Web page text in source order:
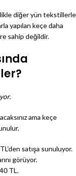
diğer yün tekstillerle
yapılan keçe daha
sahip değildir.
ama keçe
satışa sunuluyor.
görüyor.
TL.